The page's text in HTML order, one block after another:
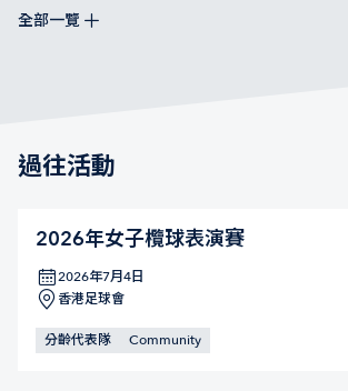
全部一覽
過往活動
2026年女子欖球表演賽
2026年7月4日
香港足球會
分齡代表隊 Community